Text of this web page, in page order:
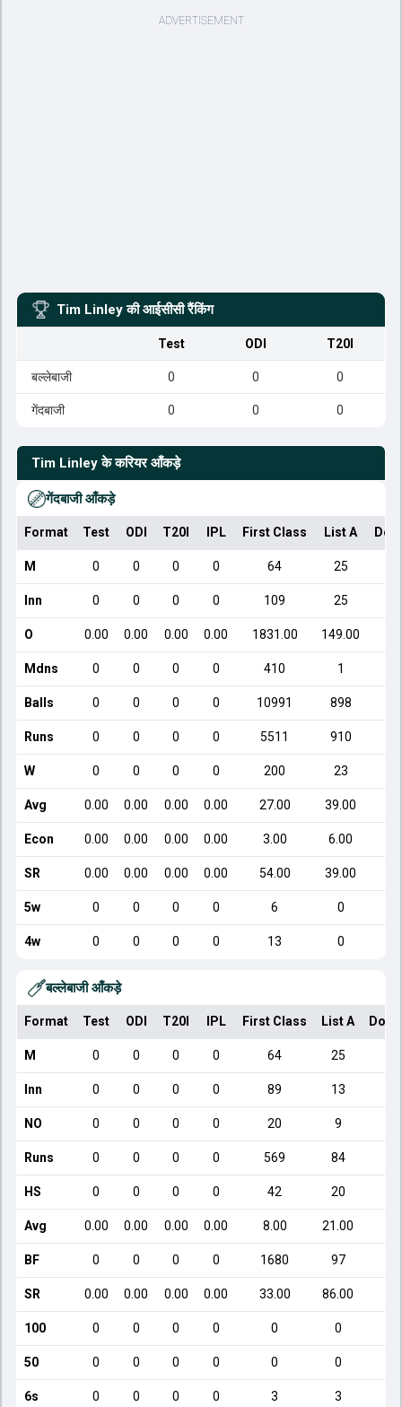
Tim Linley की आईसीसी रैंकिंग
Test ODI T20I
बल्लेबाजी 0 0 0
गेंदबाजी 0 0 0
Tim Linley के करियर आँकड़े
गेंदबाजी आँकड़े
Format Test ODI T20I IPL First Class List A
M 0 0 0 0 64 25
Inn 0 0 0 0 109 25
O 0.00 0.00 0.00 0.00 1831.00 149.00
Mdns 0 0 0 0 410 1
Balls 0 0 0 0 10991 898
Runs 0 0 0 0 5511 910
W 0 0 0 0 200 23
Avg 0.00 0.00 0.00 0.00 27.00 39.00
Econ 0.00 0.00 0.00 0.00 3.00 6.00
SR 0.00 0.00 0.00 0.00 54.00 39.00
5w 0 0 0 0 6 0
4w 0 0 0 0 13 0
बल्लेबाजी आँकड़े
Format Test ODI T20I IPL First Class List A
M 0 0 0 0 64 25
Inn 0 0 0 0 89 13
NO 0 0 0 0 20 9
Runs 0 0 0 0 569 84
HS 0 0 0 0 42 20
Avg 0.00 0.00 0.00 0.00 8.00 21.00
BF 0 0 0 0 1680 97
SR 0.00 0.00 0.00 0.00 33.00 86.00
100 0 0 0 0 0 0
50 0 0 0 0 0 0
6s 0 0 0 0 3 3